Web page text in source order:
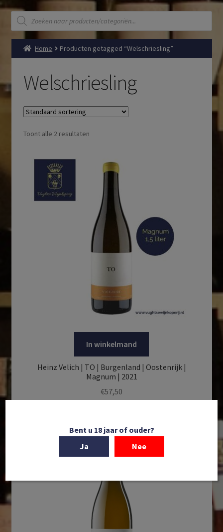
Producten
zoeken
Home Producten getagged “Welschriesling”
Welschriesling
Toont alle 2 resultaten
In winkelmand
Heinz Velich | TO | Burgenland | Oostenrijk |
Magnum | 2021
€57,50
Bent u 18 jaar of ouder?
Ja
Nee